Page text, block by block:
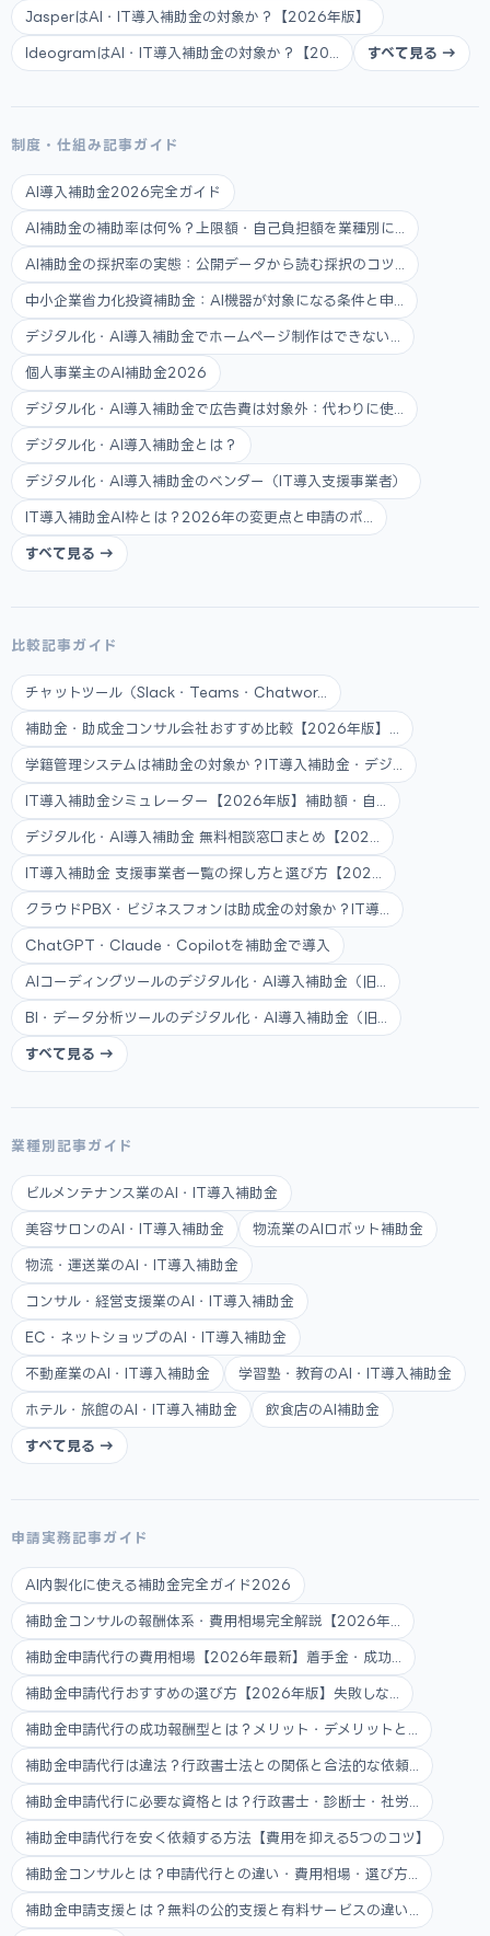
JasperはAI・IT導入補助金の対象か？【2026年版】
IdeogramはAI・IT導入補助金の対象か？【20... すべて見る →
制度・仕組み記事ガイド
AI導入補助金2026完全ガイド
AI補助金の補助率は何%？上限額・自己負担額を業種別に...
AI補助金の採択率の実態：公開データから読む採択のコツ...
中小企業省力化投資補助金：AI機器が対象になる条件と申...
デジタル化・AI導入補助金でホームページ制作はできない...
個人事業主のAI補助金2026
デジタル化・AI導入補助金で広告費は対象外：代わりに使...
デジタル化・AI導入補助金とは？
デジタル化・AI導入補助金のベンダー（IT導入支援事業者）
IT導入補助金AI枠とは？2026年の変更点と申請のポ...
すべて見る →
比較記事ガイド
チャットツール（Slack・Teams・Chatwor...
補助金・助成金コンサル会社おすすめ比較【2026年版】...
学籍管理システムは補助金の対象か？IT導入補助金・デジ...
IT導入補助金シミュレーター【2026年版】補助額・自...
デジタル化・AI導入補助金 無料相談窓口まとめ【202...
IT導入補助金 支援事業者一覧の探し方と選び方【202...
クラウドPBX・ビジネスフォンは助成金の対象か？IT導...
ChatGPT・Claude・Copilotを補助金で導入
AIコーディングツールのデジタル化・AI導入補助金（旧...
BI・データ分析ツールのデジタル化・AI導入補助金（旧...
すべて見る →
業種別記事ガイド
ビルメンテナンス業のAI・IT導入補助金
美容サロンのAI・IT導入補助金 物流業のAIロボット補助金
物流・運送業のAI・IT導入補助金
コンサル・経営支援業のAI・IT導入補助金
EC・ネットショップのAI・IT導入補助金
不動産業のAI・IT導入補助金 学習塾・教育のAI・IT導入補助金
ホテル・旅館のAI・IT導入補助金 飲食店のAI補助金
すべて見る →
申請実務記事ガイド
AI内製化に使える補助金完全ガイド2026
補助金コンサルの報酬体系・費用相場完全解説【2026年...
補助金申請代行の費用相場【2026年最新】着手金・成功...
補助金申請代行おすすめの選び方【2026年版】失敗しな...
補助金申請代行の成功報酬型とは？メリット・デメリットと...
補助金申請代行は違法？行政書士法との関係と合法的な依頼...
補助金申請代行に必要な資格とは？行政書士・診断士・社労...
補助金申請代行を安く依頼する方法【費用を抑える5つのコツ】
補助金コンサルとは？申請代行との違い・費用相場・選び方...
補助金申請支援とは？無料の公的支援と有料サービスの違い...